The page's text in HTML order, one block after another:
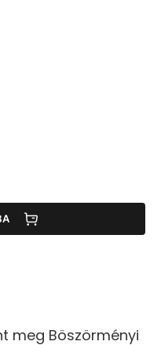
meg Böszörményi